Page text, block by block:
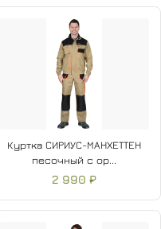
Куртка СИРИУС-МАНХЕТТЕН
песочный с ор...
2 990 ₽